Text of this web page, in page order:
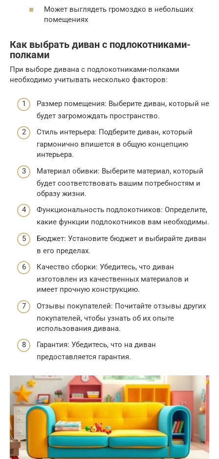
Может выглядеть громоздко в небольших
помещениях
Как выбрать диван с подлокотниками-
полками
При выборе дивана с подлокотниками-полками
необходимо учитывать несколько факторов:
Размер помещения: Выберите диван, который не
будет загромождать пространство.
Стиль интерьера: Подберите диван, который
гармонично впишется в общую концепцию
интерьера.
Материал обивки: Выберите материал, который
будет соответствовать вашим потребностям и
образу жизни.
Функциональность подлокотников: Определите,
какие функции подлокотников вам необходимы.
Бюджет: Установите бюджет и выбирайте диван
в его пределах.
Качество сборки: Убедитесь, что диван
изготовлен из качественных материалов и
имеет прочную конструкцию.
Отзывы покупателей: Почитайте отзывы других
покупателей, чтобы узнать об их опыте
использования дивана.
Гарантия: Убедитесь, что на диван
предоставляется гарантия.